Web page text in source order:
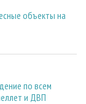
объекты на
по всем
и ДВП